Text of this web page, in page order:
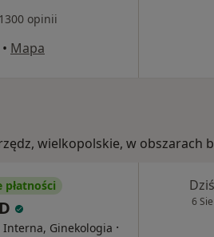
1300 opinii
• Mapa
wielkopolskie, w obszarach
płatności
Interna, Ginekologia ·
Dziś
6 Sie